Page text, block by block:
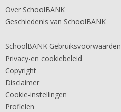
Over SchoolBANK
Geschiedenis van SchoolBANK
SchoolBANK Gebruiksvoorwaarden
Privacy-en cookiebeleid
Copyright
Disclaimer
Cookie-instellingen
Profielen